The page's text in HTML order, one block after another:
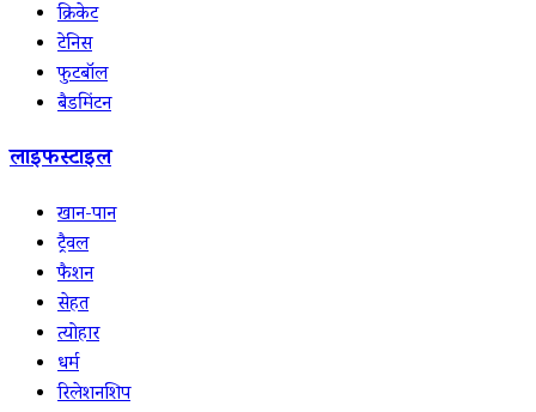
क्रिकेट
टेनिस
फुटबॉल
बैडमिंटन
लाइफस्टाइल
खान-पान
ट्रैवल
फैशन
सेहत
त्योहार
धर्म
रिलेशनशिप